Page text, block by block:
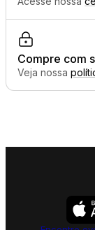
Compre com
Veja nossa